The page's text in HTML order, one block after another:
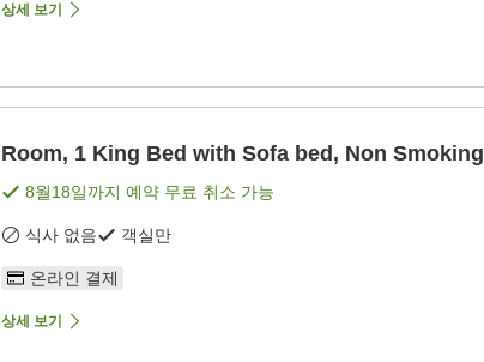
상세 보기
Room, 1 King Bed with Sofa bed, Non Smoking
8월18일까지 예약 무료 취소 가능
식사 없음 객실만
온라인 결제
상세 보기